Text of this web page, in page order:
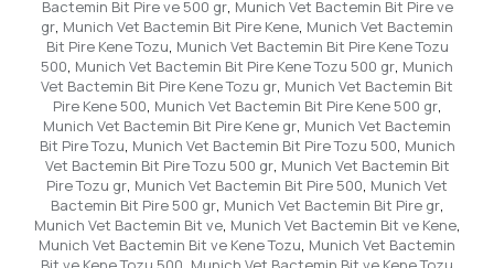
Bactemin Bit Pire ve 500 gr, Munich Vet Bactemin Bit Pire ve
gr, Munich Vet Bactemin Bit Pire Kene, Munich Vet Bactemin
Bit Pire Kene Tozu, Munich Vet Bactemin Bit Pire Kene Tozu
500, Munich Vet Bactemin Bit Pire Kene Tozu 500 gr, Munich
Vet Bactemin Bit Pire Kene Tozu gr, Munich Vet Bactemin Bit
Pire Kene 500, Munich Vet Bactemin Bit Pire Kene 500 gr,
Munich Vet Bactemin Bit Pire Kene gr, Munich Vet Bactemin
Bit Pire Tozu, Munich Vet Bactemin Bit Pire Tozu 500, Munich
Vet Bactemin Bit Pire Tozu 500 gr, Munich Vet Bactemin Bit
Pire Tozu gr, Munich Vet Bactemin Bit Pire 500, Munich Vet
Bactemin Bit Pire 500 gr, Munich Vet Bactemin Bit Pire gr,
Munich Vet Bactemin Bit ve, Munich Vet Bactemin Bit ve Kene,
Munich Vet Bactemin Bit ve Kene Tozu, Munich Vet Bactemin